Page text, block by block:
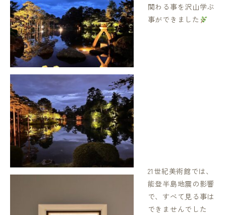
関わる事を沢山学ぶ
事ができました
21世紀美術館では、
能登半島地震の影響
で、すべて見る事は
できませんでした